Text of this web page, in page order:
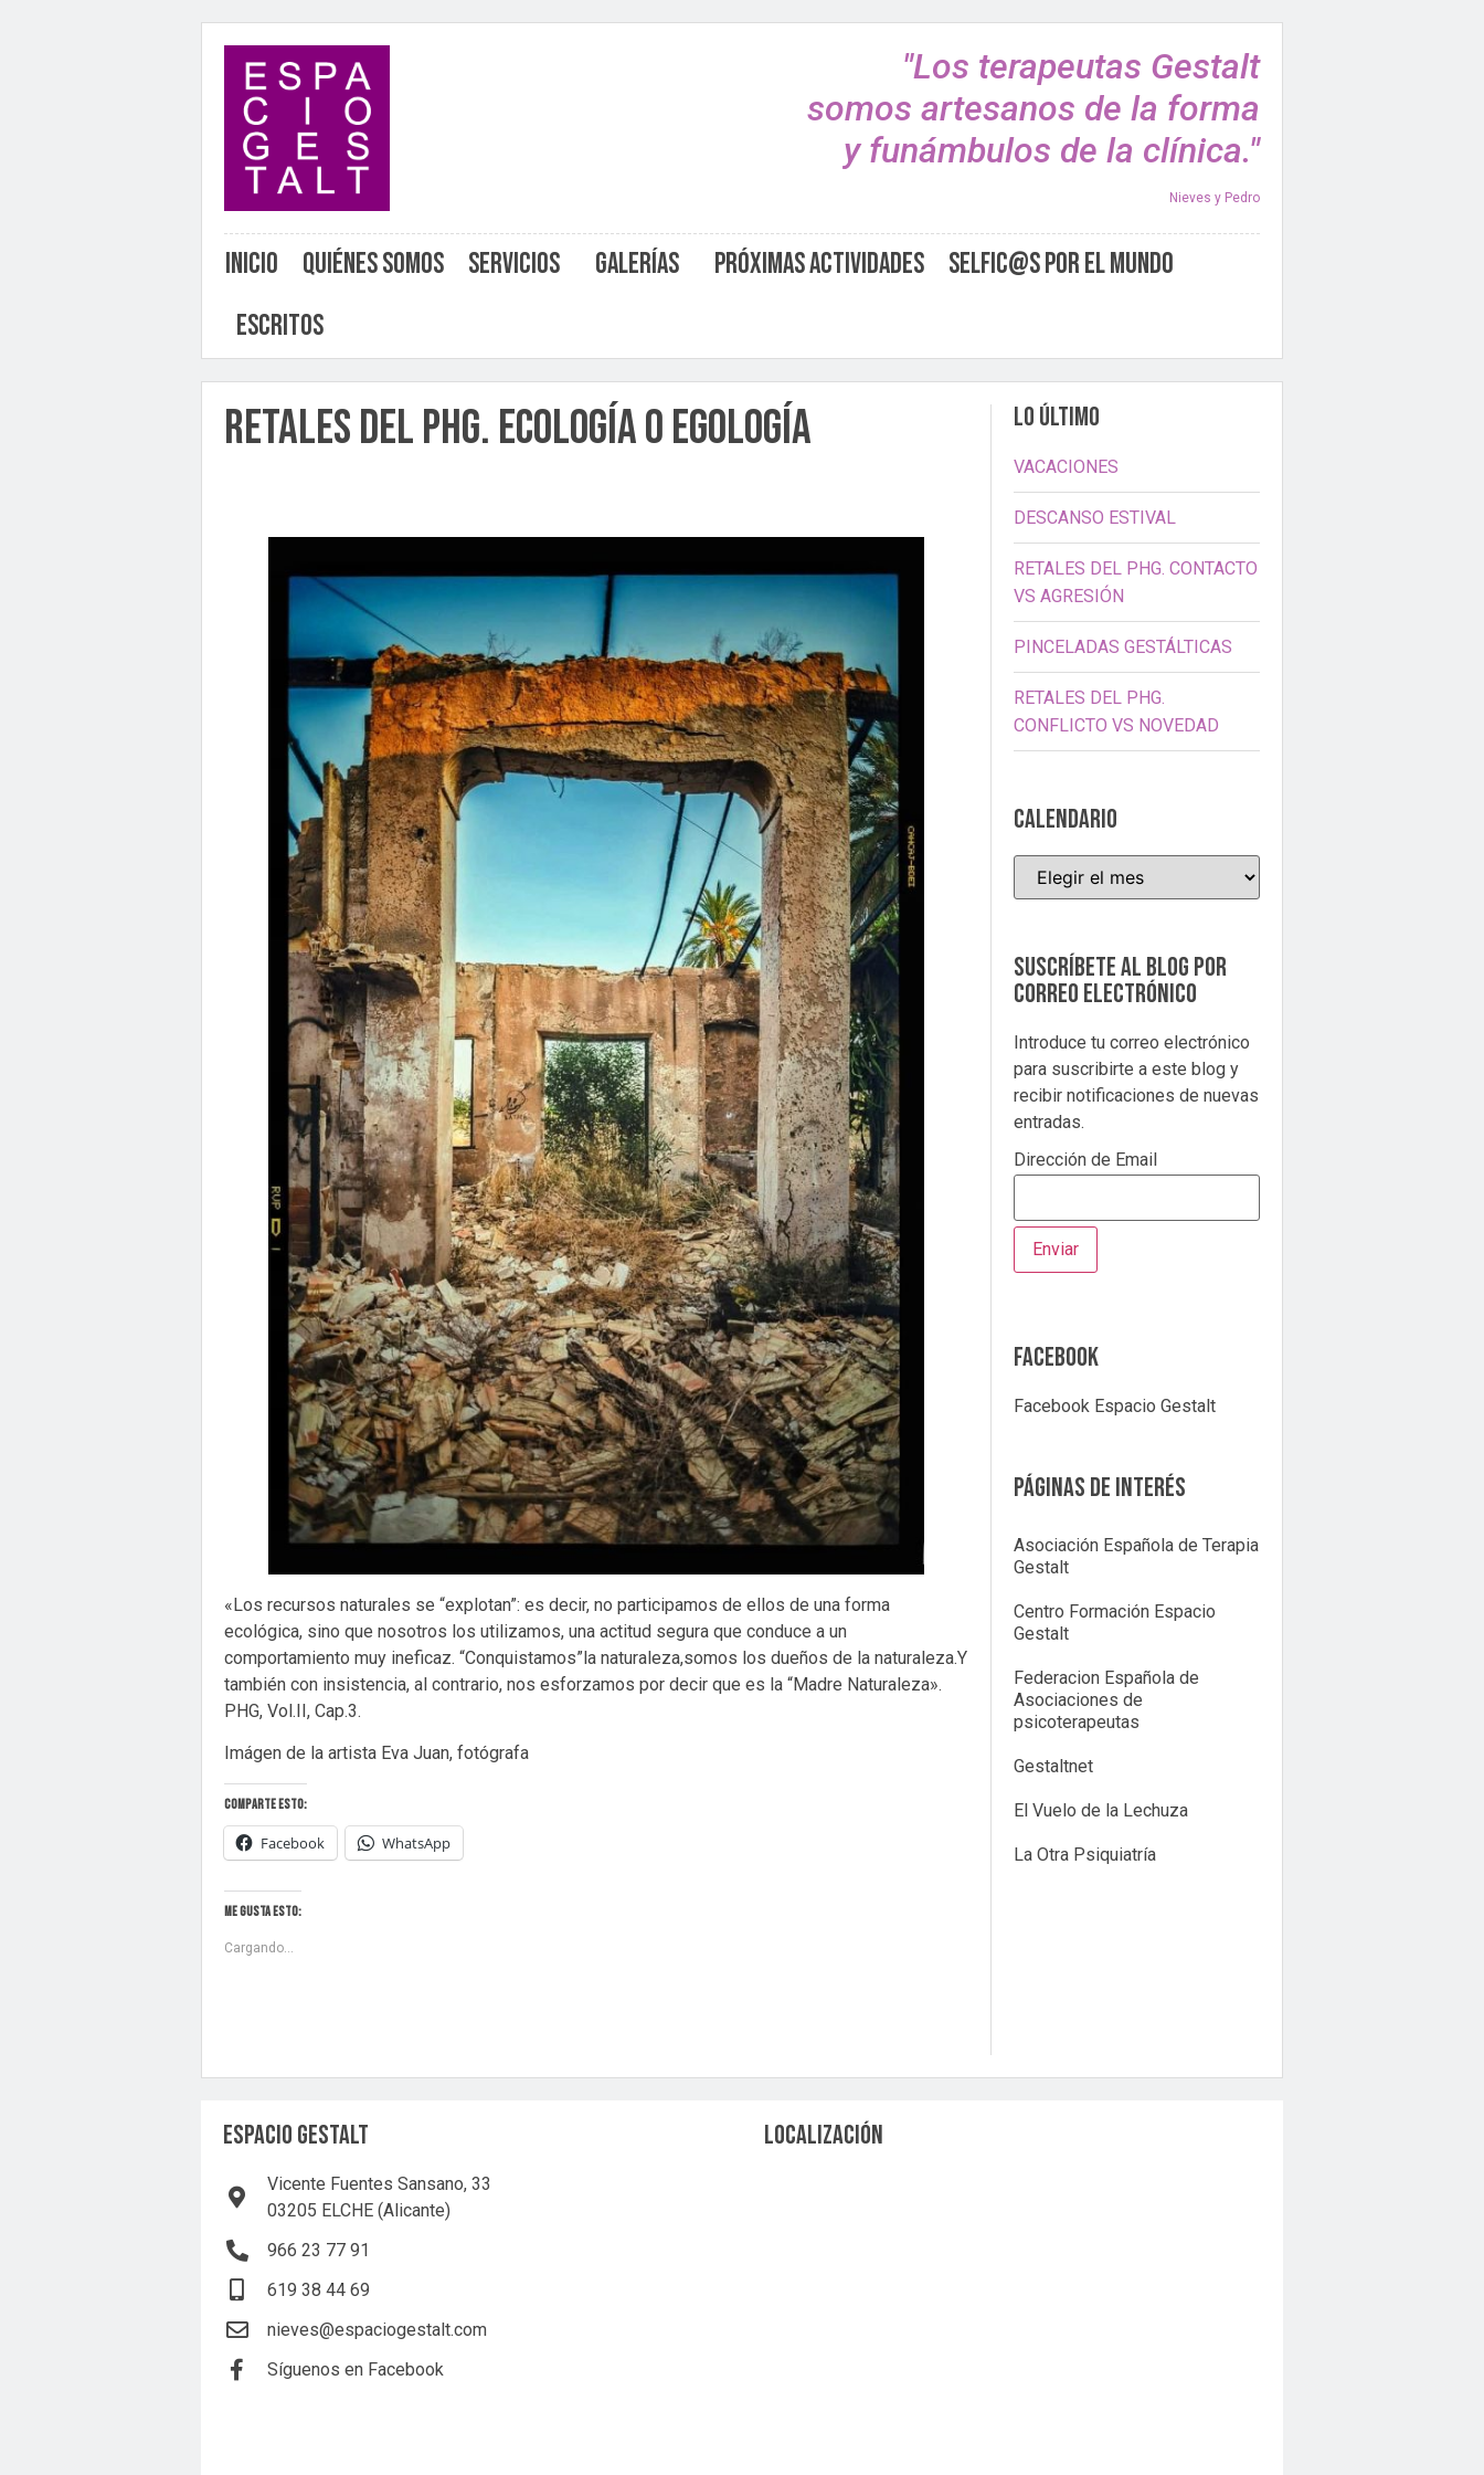
"Los terapeutas Gestalt
somos artesanos de la forma
y funámbulos de la clínica."
Nieves y Pedro
Inicio Quiénes somos Servicios Galerías Próximas Actividades
Selfic@s por el Mundo
Escritos
Retales del PHG. Ecología o egología
«Los recursos naturales se “explotan”: es decir, no participamos de ellos de una forma
ecológica, sino que nosotros los utilizamos, una actitud segura que conduce a un
comportamiento muy ineficaz. “Conquistamos”la naturaleza,somos los dueños de la naturaleza.Y
también con insistencia, al contrario, nos esforzamos por decir que es la “Madre Naturaleza».
PHG, Vol.II, Cap.3.
Imágen de la artista Eva Juan, fotógrafa
Comparte esto:
Facebook WhatsApp
Me gusta esto:
Cargando...
LO ÚLTIMO
VACACIONES
DESCANSO ESTIVAL
RETALES DEL PHG. CONTACTO
VS AGRESIÓN
PINCELADAS GESTÁLTICAS
RETALES DEL PHG.
CONFLICTO VS NOVEDAD
CALENDARIO
Suscríbete al blog por
correo electrónico
Introduce tu correo electrónico
para suscribirte a este blog y
recibir notificaciones de nuevas
entradas.
Dirección de Email
Facebook
Facebook Espacio Gestalt
Páginas de interés
Asociación Española de Terapia
Gestalt
Centro Formación Espacio
Gestalt
Federacion Española de
Asociaciones de
psicoterapeutas
Gestaltnet
El Vuelo de la Lechuza
La Otra Psiquiatría
ESPACIO GESTALT
Vicente Fuentes Sansano, 33
03205 ELCHE (Alicante)
966 23 77 91
619 38 44 69
nieves@espaciogestalt.com
Síguenos en Facebook
LOCALIZACIÓN